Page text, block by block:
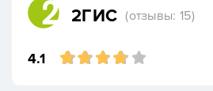
2ГИС (отзывы: 15)
4.1